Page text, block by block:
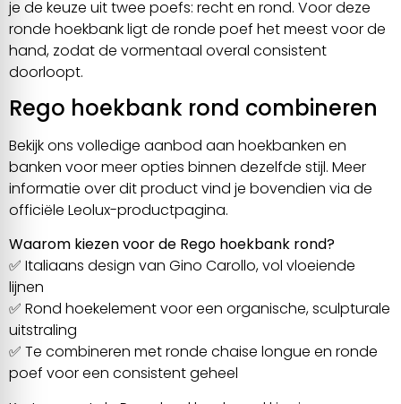
je de keuze uit twee poefs: recht en rond. Voor deze
ronde hoekbank ligt de ronde poef het meest voor de
hand, zodat de vormentaal overal consistent
doorloopt.
Rego hoekbank rond combineren
Bekijk ons volledige aanbod aan hoekbanken en
banken voor meer opties binnen dezelfde stijl. Meer
informatie over dit product vind je bovendien via de
officiële Leolux-productpagina.
Waarom kiezen voor de Rego hoekbank rond?
✅ Italiaans design van Gino Carollo, vol vloeiende
lijnen
✅ Rond hoekelement voor een organische, sculpturale
uitstraling
✅ Te combineren met ronde chaise longue en ronde
poef voor een consistent geheel